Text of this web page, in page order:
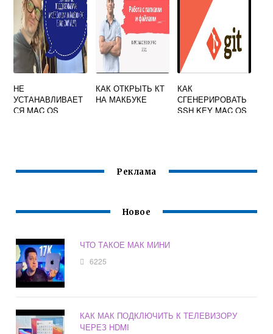
НЕ
УСТАНАВЛИВАЕТ
СЯ MAC OS
КАК ОТКРЫТЬ КТ
НА МАКБУКЕ
КАК
СГЕНЕРИРОВАТЬ
SSH KEY MAC OS
Реклама
Новое
ЧТО ТАКОЕ МАК МИНИ
6225
КАК МАК ПОДКЛЮЧИТЬ К ТЕЛЕВИЗОРУ
ЧЕРЕЗ HDMI